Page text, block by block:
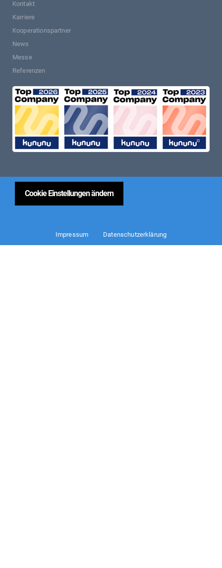
Kontakt
Karriere
Kooperationspartner
News
Messe
Referenzen
Cookie Einstellungen ändern
Impressum Datenschutzerklärung